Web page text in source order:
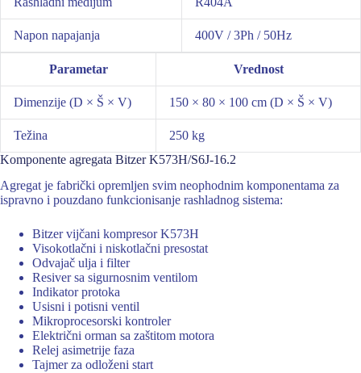
Napon napajanja 400V / 3Ph / 50Hz
Parametar Vrednost
Dimenzije (D × Š × V) 150 × 80 × 100 cm (D × Š × V)
Težina
250 kg
Komponente agregata Bitzer K573H/S6J-16.2
Agregat je fabrički opremljen svim neophodnim komponentama za
ispravno i pouzdano funkcionisanje rashladnog sistema:
Bitzer vijčani kompresor K573H
Visokotlačni i niskotlačni presostat
Odvajač ulja i filter
Resiver sa sigurnosnim ventilom
Indikator protoka
Usisni i potisni ventil
Mikroprocesorski kontroler
Električni orman sa zaštitom motora
Relej asimetrije faza
Tajmer za odloženi start